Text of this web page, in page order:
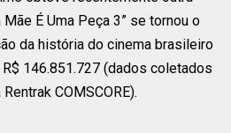
É Uma Peça 3” se tornou o
da história do cinema brasileiro
146.851.727 (dados coletados
COMSCORE).